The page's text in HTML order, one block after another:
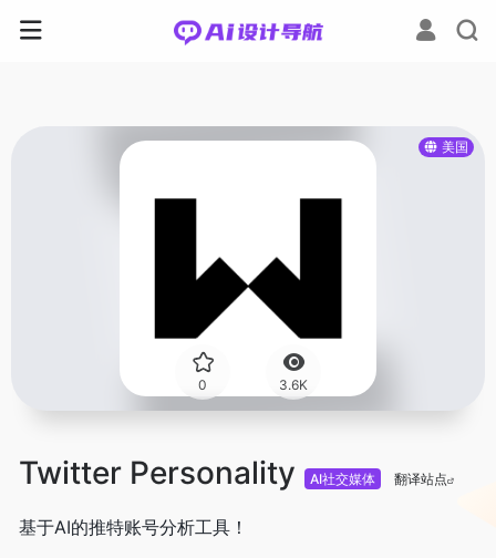
美国
0 3.6K
Twitter Personality AI社交媒体 翻译站点
基于AI的推特账号分析工具！